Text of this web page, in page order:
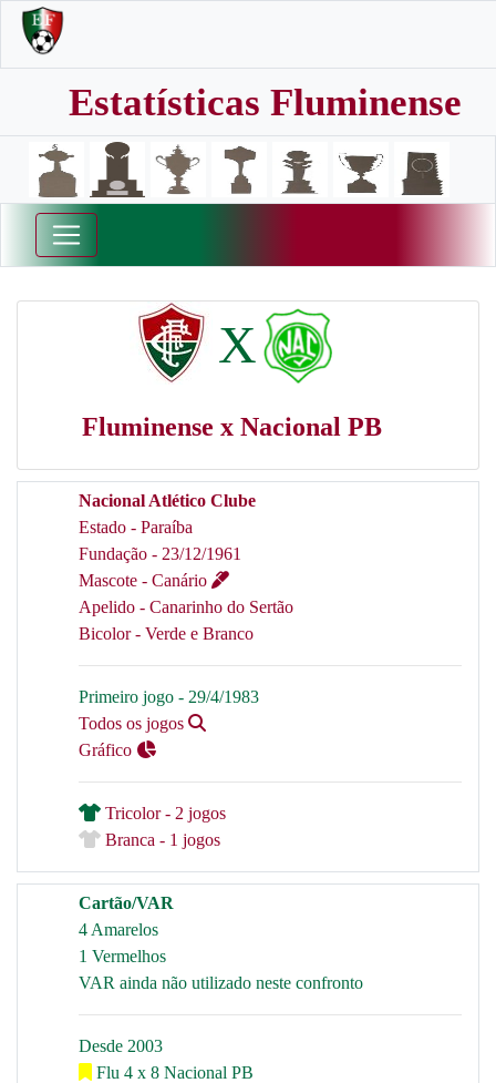
Estatísticas Fluminense
X
Fluminense x Nacional PB
Nacional Atlético Clube
Estado - Paraíba
Fundação - 23/12/1961
Mascote - Canário
Apelido - Canarinho do Sertão
Bicolor - Verde e Branco
Primeiro jogo - 29/4/1983
Todos os jogos
Gráfico
Tricolor - 2 jogos
Branca - 1 jogos
Cartão/VAR
4 Amarelos
1 Vermelhos
VAR ainda não utilizado neste confronto
Desde 2003
Flu 4 x 8 Nacional PB